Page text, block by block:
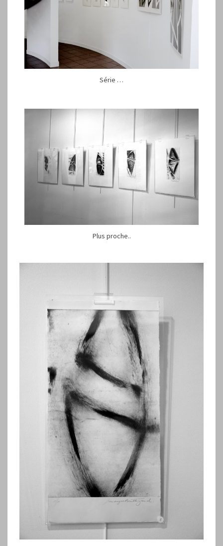
Série …
Plus proche..